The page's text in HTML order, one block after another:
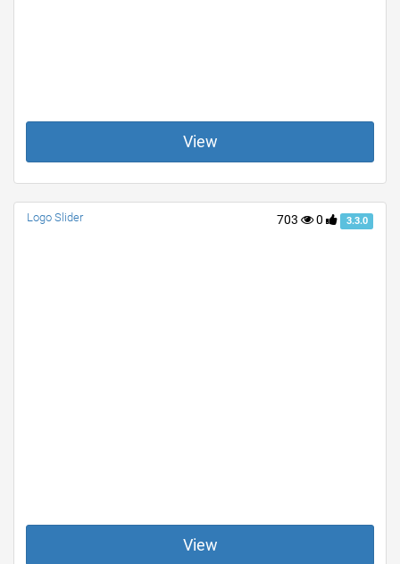
View
703 0 3.3.0
Logo Slider
View